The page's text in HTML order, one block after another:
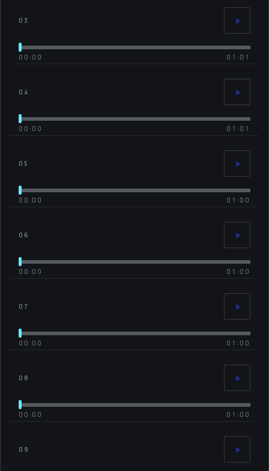
03
00:00 01:01
04
00:00 01:01
05
00:00 01:00
06
00:00 01:00
07
00:00 01:00
08
00:00 01:00
09